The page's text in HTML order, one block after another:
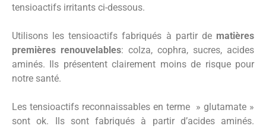
tensioactifs irritants ci-dessous.
Utilisons les tensioactifs fabriqués à partir de matières
premières renouvelables: colza, cophra, sucres, acides
aminés. Ils présentent clairement moins de risque pour
notre santé.
Les tensioactifs reconnaissables en terme » glutamate »
sont ok. Ils sont fabriqués à partir d’acides aminés.